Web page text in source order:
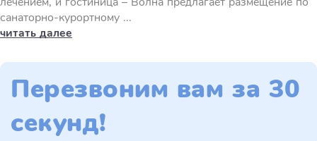
санаторно-курортному ...
читать далее
Перезвоним вам за 30
секунд!